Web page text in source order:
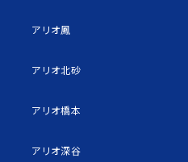
アリオ鳳
アリオ北砂
アリオ橋本
アリオ深谷